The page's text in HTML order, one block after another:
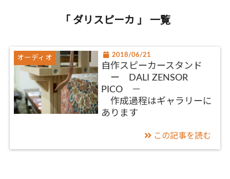
「 ダリスピーカ 」 一覧
オーディオ 2018/06/21
自作スピーカースタンド
ー DALI ZENSOR
PICO －
作成過程はギャラリーに
あります
この記事を読む